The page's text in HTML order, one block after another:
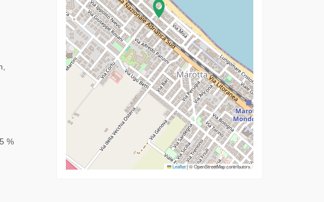
%
Leaflet|© OpenStreetMap contributors